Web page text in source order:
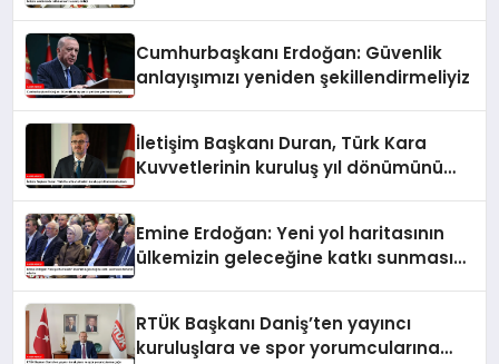
Cumhurbaşkanı Erdoğan: Güvenlik
anlayışımızı yeniden şekillendirmeliyiz
İletişim Başkanı Duran, Türk Kara
Kuvvetlerinin kuruluş yıl dönümünü
Emine Erdoğan: Yeni yol haritasının
ülkemizin geleceğine katkı sunmasını
RTÜK Başkanı Daniş’ten yayıncı
kuruluşlara ve spor yorumcularına